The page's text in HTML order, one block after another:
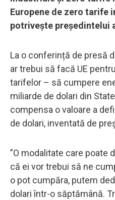
Europene de zero tarife
potrivește președintelui
La o conferință de presă
ar trebui să facă UE
tarifelor – să cumpere
miliarde de dolari din
compensa o valoare a
de dolari, inventată de
”O modalitate care poate
că ei vor trebui să ne
o pot cumpăra, putem
dolari într-o săptămână.